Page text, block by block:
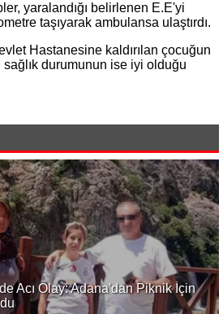
yaralandığı belirlenen E.E'yi
taşıyarak ambulansa ulaştırdı.
Hastanesine kaldırılan çocuğun
sağlık durumunun ise iyi olduğu
Acı Olay: Adana'dan Piknik İçin